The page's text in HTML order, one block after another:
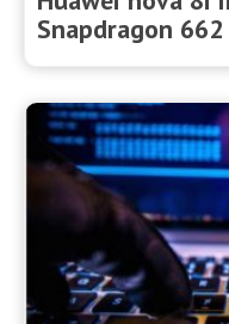
Snapdragon